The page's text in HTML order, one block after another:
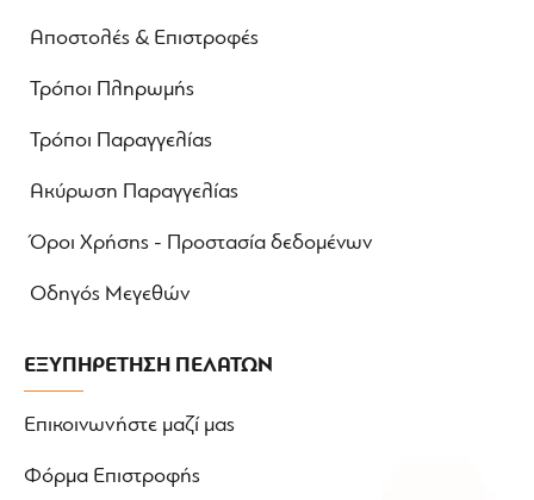
Αποστολές & Επιστροφές
Τρόποι Πληρωμής
Τρόποι Παραγγελίας
Ακύρωση Παραγγελίας
Όροι Χρήσης - Προστασία δεδομένων
Οδηγός Μεγεθών
ΕΞΥΠΗΡΕΤΗΣΗ ΠΕΛΑΤΩΝ
Επικοινωνήστε μαζί μας
Φόρμα Επιστροφής